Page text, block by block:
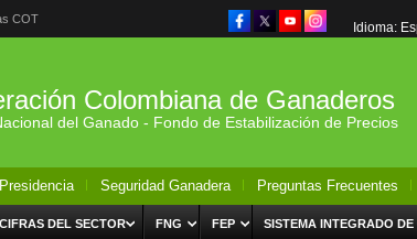
COT
Idioma:
Colombiana de Ganaderos
del Ganado - Fondo de Estabilización de Precios
Seguridad Ganadera Preguntas Frecuentes
CIFRAS DEL SECTOR FNG FEP SISTEMA INTEGRADO DE